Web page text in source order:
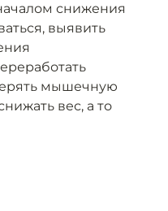
снижения
выявить
мышечную
вес, а то